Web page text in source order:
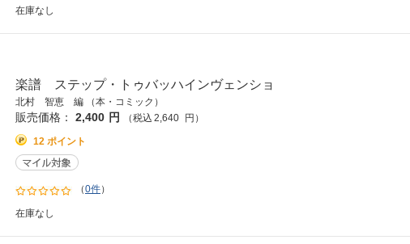
在庫なし
楽譜 ステップ・トゥバッハインヴェンショ
北村 智恵 編 （本・コミック）
販売価格： 2,400 円 （税込 2,640 円 ）
12 ポイント
（0件）
在庫なし